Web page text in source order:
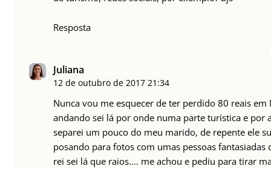
Resposta
Juliana
12 de outubro de 2017 21:34
Nunca vou me esquecer de ter perdido 80 reais em
andando sei lá por onde numa parte turística e por
separei um pouco do meu marido, de repente ele
posando para fotos com umas pessoas fantasiadas
rei sei lá que raios…. me achou e pediu para tirar